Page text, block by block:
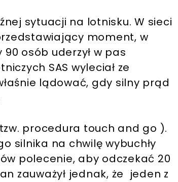
sytuacji na lotnisku. W sieci
moment, w
osób uderzył w pas
SAS wyleciał ze
lądować, gdy silny prąd
procedura touch and go ).
silnika na chwilę wybuchły
polecenie, aby odczekać 20
zauważył jednak, że jeden z